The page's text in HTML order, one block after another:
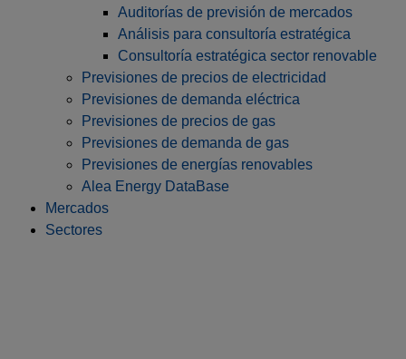
Auditorías de previsión de mercados
Análisis para consultoría estratégica
Consultoría estratégica sector renovable
Previsiones de precios de electricidad
Previsiones de demanda eléctrica
Previsiones de precios de gas
Previsiones de demanda de gas
Previsiones de energías renovables
Alea Energy DataBase
Mercados
Sectores